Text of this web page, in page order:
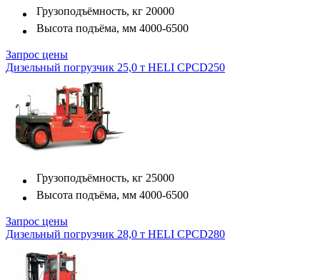
Грузоподъёмность, кг 20000
Высота подъёма, мм 4000-6500
Запрос цены
Дизельный погрузчик 25,0 т HELI CPCD250
Грузоподъёмность, кг 25000
Высота подъёма, мм 4000-6500
Запрос цены
Дизельный погрузчик 28,0 т HELI CPCD280